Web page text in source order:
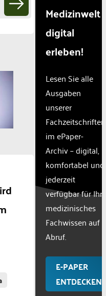
Medizinwelt
digital
erleben!
Lesen Sie alle
Ausgaben
unserer
Fachzeitschriften
im ePaper-
Archiv – digital,
komfortabel und
jederzeit
verfügbar für Ihr
medizinisches
Fachwissen auf
Abruf.
E-PAPER
ENTDECKEN